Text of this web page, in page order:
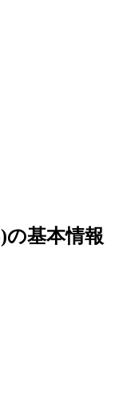
の基本情報